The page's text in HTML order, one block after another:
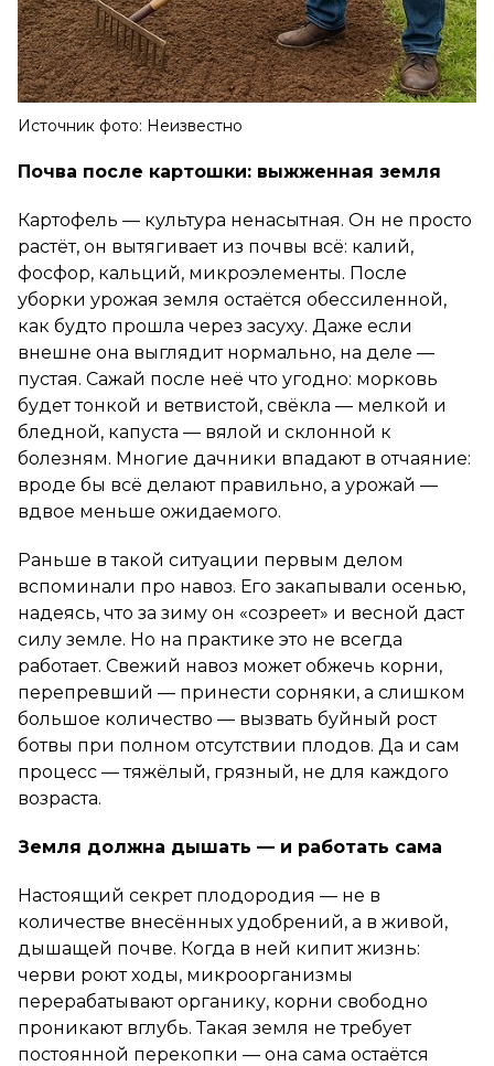
Источник фото: Неизвестно
Почва после картошки: выжженная земля
Картофель — культура ненасытная. Он не просто
растёт, он вытягивает из почвы всё: калий,
фосфор, кальций, микроэлементы. После
уборки урожая земля остаётся обессиленной,
как будто прошла через засуху. Даже если
внешне она выглядит нормально, на деле —
пустая. Сажай после неё что угодно: морковь
будет тонкой и ветвистой, свёкла — мелкой и
бледной, капуста — вялой и склонной к
болезням. Многие дачники впадают в отчаяние:
вроде бы всё делают правильно, а урожай —
вдвое меньше ожидаемого.
Раньше в такой ситуации первым делом
вспоминали про навоз. Его закапывали осенью,
надеясь, что за зиму он «созреет» и весной даст
силу земле. Но на практике это не всегда
работает. Свежий навоз может обжечь корни,
перепревший — принести сорняки, а слишком
большое количество — вызвать буйный рост
ботвы при полном отсутствии плодов. Да и сам
процесс — тяжёлый, грязный, не для каждого
возраста.
Земля должна дышать — и работать сама
Настоящий секрет плодородия — не в
количестве внесённых удобрений, а в живой,
дышащей почве. Когда в ней кипит жизнь:
черви роют ходы, микроорганизмы
перерабатывают органику, корни свободно
проникают вглубь. Такая земля не требует
постоянной перекопки — она сама остаётся